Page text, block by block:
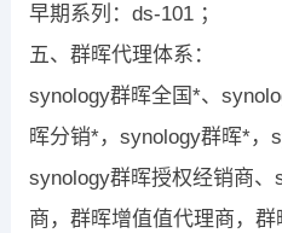
早期系列：ds-101 ；
五、群晖代理体系：
synology群晖全国*、
晖分销*，synology群晖*，
synology群晖授权经销商
商，群晖增值值代理商，群